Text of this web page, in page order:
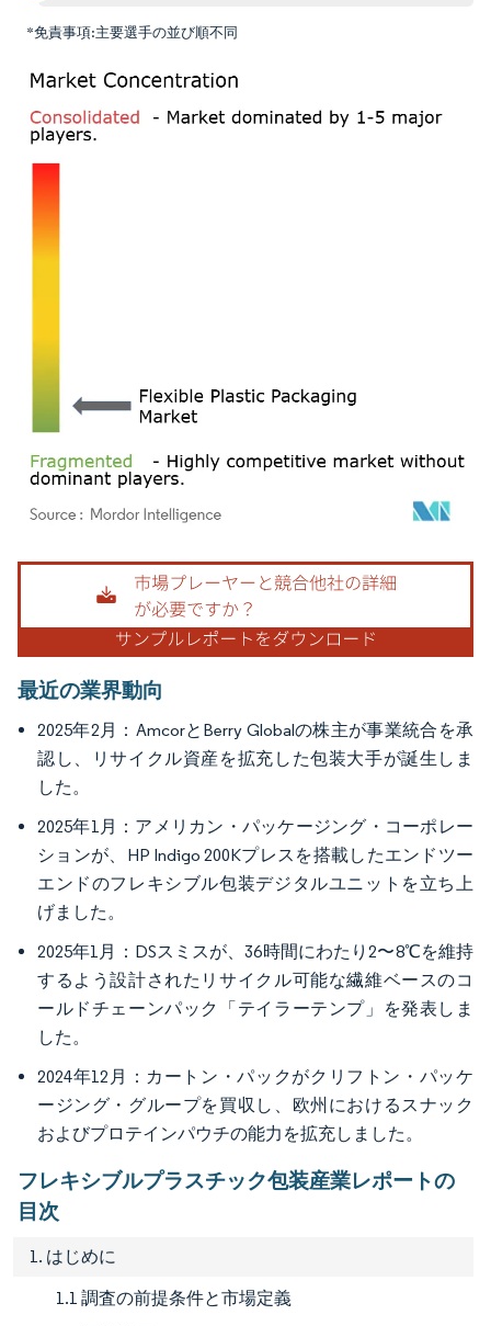
*免責事項:主要選手の並び順不同
画像 © Mordor Intelligence。再利用にはCC BY 4.0の表示が必要です。
最近の業界動向
2025年2月：AmcorとBerry Globalの株主が事業統合を承
認し、リサイクル資産を拡充した包装大手が誕生しま
した。
2025年1月：アメリカン・パッケージング・コーポレー
ションが、HP Indigo 200Kプレスを搭載したエンドツー
エンドのフレキシブル包装デジタルユニットを立ち上
げました。
2025年1月：DSスミスが、36時間にわたり2〜8℃を維持
するよう設計されたリサイクル可能な繊維ベースのコ
ールドチェーンパック「テイラーテンプ」を発表しま
した。
2024年12月：カートン・パックがクリフトン・パッケ
ージング・グループを買収し、欧州におけるスナック
およびプロテインパウチの能力を拡充しました。
フレキシブルプラスチック包装産業レポートの
目次
1. はじめに
1.1 調査の前提条件と市場定義